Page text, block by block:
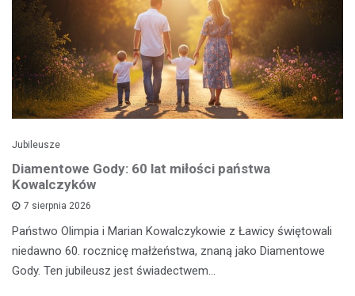
Jubileusze
Diamentowe Gody: 60 lat miłości państwa
Kowalczyków
7 sierpnia 2026
Państwo Olimpia i Marian Kowalczykowie z Ławicy świętowali
niedawno 60. rocznicę małżeństwa, znaną jako Diamentowe
Gody. Ten jubileusz jest świadectwem…